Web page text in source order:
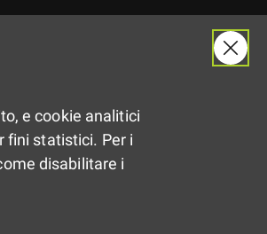
19:30 alle21:30
e cookie analitici
fini statistici. Per i
disabilitare i